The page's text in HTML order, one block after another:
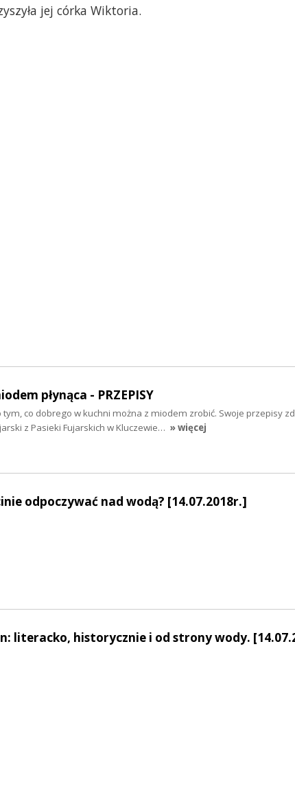
jej córka Wiktoria.
płynąca - PRZEPISY
co dobrego w kuchni można z miodem zrobić. Swoje przepisy
z Pasieki Fujarskich w Kluczewie… » więcej
odpoczywać nad wodą? [14.07.2018r.]
literacko, historycznie i od strony wody.